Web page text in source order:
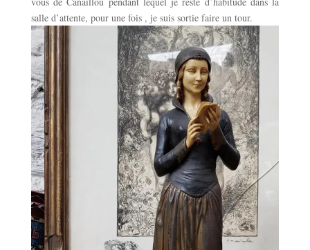
salle d’attente, pour une fois , je suis sortie faire un tour.